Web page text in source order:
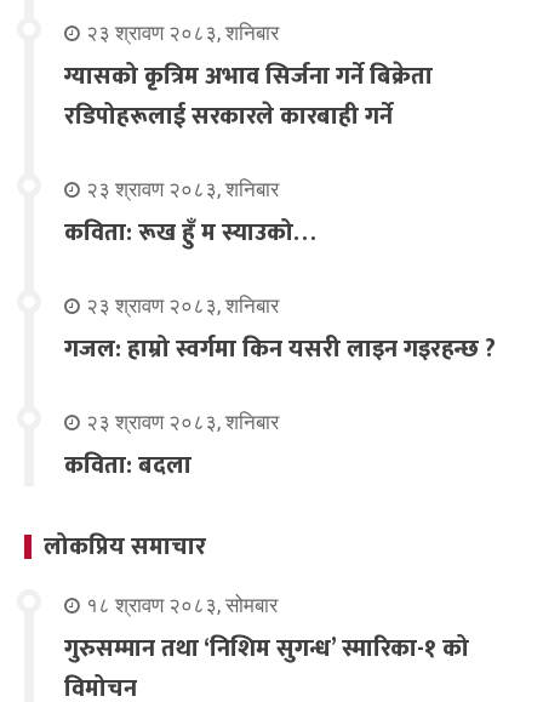
२३ श्रावण २०८३, शनिबार
ग्यासको कृत्रिम अभाव सिर्जना गर्ने बिक्रेता
रडिपोहरूलाई सरकारले कारबाही गर्ने
२३ श्रावण २०८३, शनिबार
कविता: रूख हुँ म स्याउको…
२३ श्रावण २०८३, शनिबार
गजल: हाम्रो स्वर्गमा किन यसरी लाइन गइरहन्छ ?
२३ श्रावण २०८३, शनिबार
कविता: बदला
लोकप्रिय समाचार
१८ श्रावण २०८३, सोमबार
गुरुसम्मान तथा ‘निशिम सुगन्ध’ स्मारिका-१ को
विमोचन